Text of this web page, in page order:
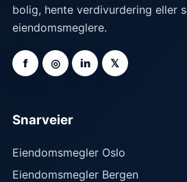
bolig, hente verdivurdering eller
eiendomsmeglere.
f ◎ in 𝕏
Snarveier
Eiendomsmegler Oslo
Eiendomsmegler Bergen